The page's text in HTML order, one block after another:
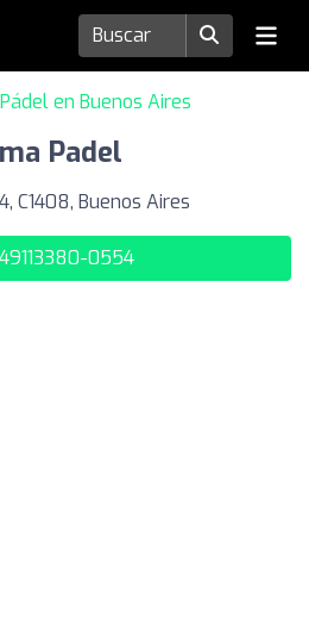
en Buenos Aires
Padel
C1408, Buenos Aires
0554